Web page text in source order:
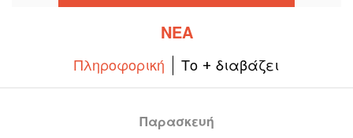
ΝΈΑ
Πληροφορική Το + διαβάζει
Παρασκευή